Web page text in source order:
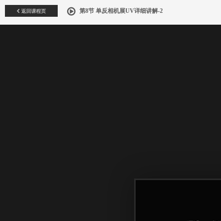
返回课程页 第8节 单反相机展UV详细讲解-2